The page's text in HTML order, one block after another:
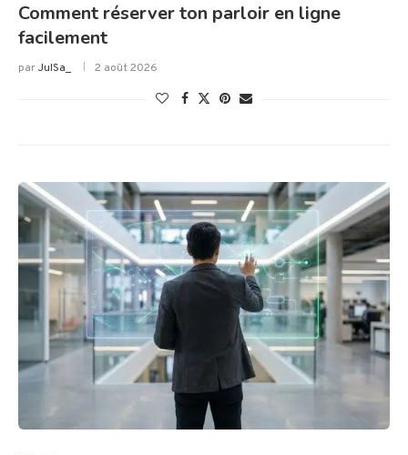
Comment réserver ton parloir en ligne
facilement
parJulSa_ 2 août 2026